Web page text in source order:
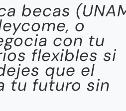
becas
o
con tu
flexibles si
que el
tu futuro sin